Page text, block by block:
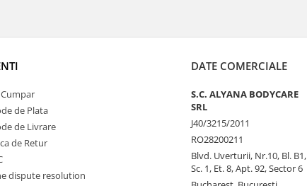
de Plata
de Livrare
de Retur
dispute resolution
DATE COMERCIALE
S.C. ALYANA BODYCARE
SRL
J40/3215/2011
RO28200211
Blvd. Uverturii, Nr.10, Bl. B1,
Sc. 1, Et. 8, Apt. 92, Sector 6